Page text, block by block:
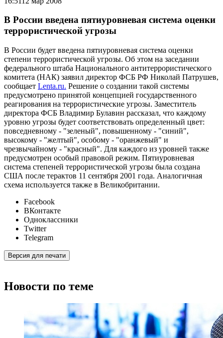
В России введена пятиуровневая система оценки
террористической угрозы
В России будет введена пятиуровневая система оценки
степени террористической угрозы. Об этом на заседании
федерального штаба Национального антитеррористического
комитета (НАК) заявил директор ФСБ РФ Николай Патрушев,
сообщает Lenta.ru. Решение о создании такой системы
предусмотрено принятой концепцией государственного
реагирования на террористические угрозы. Заместитель
директора ФСБ Владимир Булавин рассказал, что каждому
уровню угрозы будет соответствовать определенный цвет:
повседневному - "зеленый", повышенному - "синий",
высокому - "желтый", особому - "оранжевый" и
чрезвычайному - "красный". Для каждого из уровней также
предусмотрен особый правовой режим. Пятиуровневая
система степеней террористической угрозы была создана
США после терактов 11 сентября 2001 года. Аналогичная
схема используется также в Великобритании.
Facebook
ВКонтакте
Одноклассники
Twitter
Telegram
Версия для печати
Новости по теме